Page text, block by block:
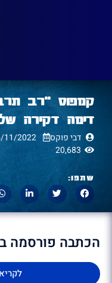
קמפוס "רב
דימה דקירה של
דבי פוקס 11/2022
20,683
שתפו:
הכתבה פורסמה